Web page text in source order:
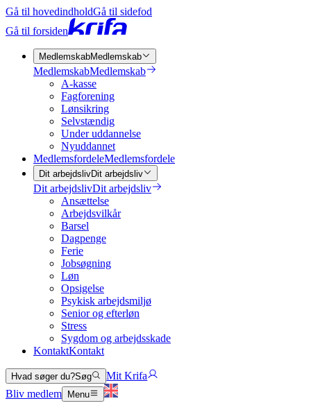
Gå til hovedindholdGå til sidefod
Gå til forsiden
MedlemskabMedlemskab
MedlemskabMedlemskab
A-kasse
Fagforening
Lønsikring
Selvstændig
Under uddannelse
Nyuddannet
MedlemsfordeleMedlemsfordele
Dit arbejdslivDit arbejdsliv
Dit arbejdslivDit arbejdsliv
Ansættelse
Arbejdsvilkår
Barsel
Dagpenge
Ferie
Jobsøgning
Løn
Opsigelse
Psykisk arbejdsmiljø
Senior og efterløn
Stress
Sygdom og arbejdsskade
KontaktKontakt
Hvad søger du?Søg
Mit Krifa
Bliv medlem
Menu